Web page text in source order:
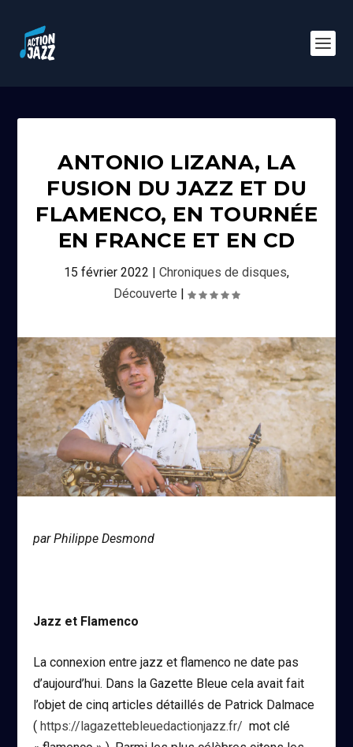
ANTONIO LIZANA, LA
FUSION DU JAZZ ET DU
FLAMENCO, EN TOURNÉE
EN FRANCE ET EN CD
15 février 2022 | Chroniques de disques,
Découverte |
par Philippe Desmond
Jazz et Flamenco
La connexion entre jazz et flamenco ne date pas
d’aujourd’hui. Dans la Gazette Bleue cela avait fait
l’objet de cinq articles détaillés de Patrick Dalmace
( https://lagazettebleuedactionjazz.fr/ mot clé